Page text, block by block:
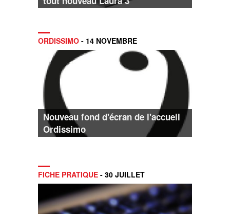
ORDISSIMO - 14 NOVEMBRE
Nouveau fond d'écran de l'accueil
Ordissimo
FICHE PRATIQUE - 30 JUILLET